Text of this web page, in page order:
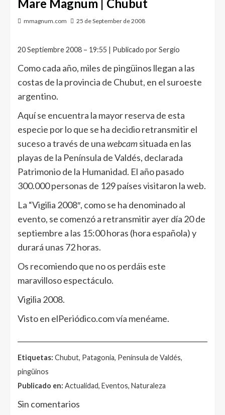
Mare Magnum | Chubut
mmagnum.com 25 de September de 2008
20 Septiembre 2008 – 19:55 | Publicado por Sergio
Como cada año, miles de pingüinos llegan a las
costas de la provincia de Chubut, en el suroeste
argentino.
Aquí se encuentra la mayor reserva de esta
especie por lo que se ha decidio retransmitir el
suceso a través de unawebcamsituada en las
playas de la Península de Valdés, declarada
Patrimonio de la Humanidad. El año pasado
300.000 personas de 129 países visitaron la web.
La “Vigilia 2008″, como se ha denominado al
evento, se comenzó a retransmitir ayer día 20 de
septiembre a las 15:00 horas (hora española) y
durará unas 72 horas.
Os recomiendo que no os perdáis este
maravilloso espectáculo.
Vigilia 2008.
Visto en elPeriódico.com vía menéame.
Etiquetas: Chubut, Patagonia, Península de Valdés,
pingüinos
Publicado en: Actualidad, Eventos, Naturaleza
Sin comentarios